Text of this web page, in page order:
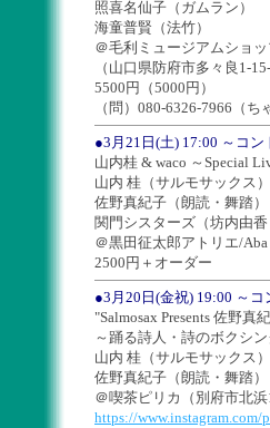
照喜名仙子（ガムラン）
海童普賢（法竹）
＠毛利ミュージアムショ
（山口県防府市多々良1-
5500円（5000円）
（問）080-6326-7966（
●3月21日(土) 17:00 ～コ
山内桂 & waco ～Special
山内 桂（サルモサックス）
佐野真紀子（朗読・舞踏）
関門シスターズ（坊内由
＠黒田征太郎アトリエ/
2500円＋オーダー
●3月20日(金祝) 19:00 ～
"Salmosax Presents 佐野真
～踊る詩人・詩のボクシ
山内 桂（サルモサックス）
佐野真紀子（朗読・舞踏）
＠喫茶ピリカ（別府市北
https://www.instagram.com/